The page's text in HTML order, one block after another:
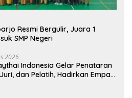
Resmi Bergulir, Juara 1
SMP Negeri
2026
Indonesia Gelar Penataran
dan Pelatih, Hadirkan Empat